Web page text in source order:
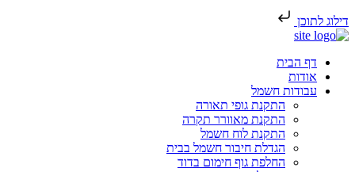
דילוג לתוכן
דף הבית
אודות
עבודות חשמל
התקנת גופי תאורה
התקנת מאוורר תקרה
התקנת לוח חשמל
הגדלת חיבור חשמל בבית
החלפת גוף חימום בדוד